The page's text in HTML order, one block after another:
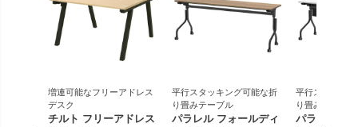
増連可能なフリーアドレス
デスク
チルト フリーアドレス
平行スタッキング可能な折
り畳みテーブル
パラレル フォールディ
平行スタッキ
り畳みテーブル
パラレル フ